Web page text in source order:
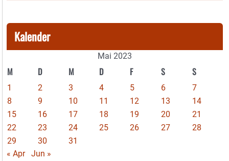
Kalender
Mai 2023
M D M D F S S
1 2 3 4 5 6
7
8
9 10 11 12 13
14
15
16 17 18 19 20
21
22
23 24 25 26 27
28
29
30
31
« Apr
Jun »